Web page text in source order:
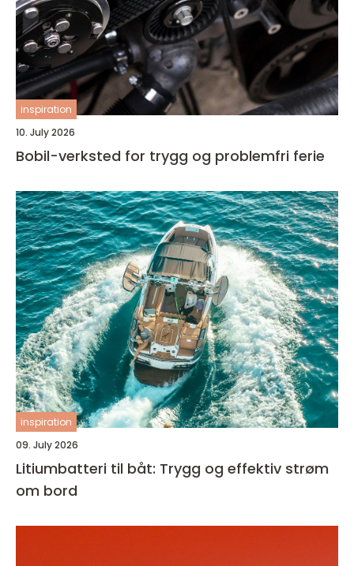
inspiration
10. July 2026
Bobil-verksted for trygg og problemfri ferie
inspiration
09. July 2026
Litiumbatteri til båt: Trygg og effektiv strøm
om bord